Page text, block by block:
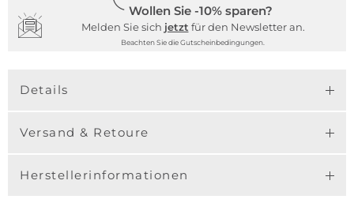
Wollen Sie -10% sparen?
Melden Sie sich jetzt für den Newsletter an.
Beachten Sie die Gutscheinbedingungen.
Details
Versand & Retoure
Herstellerinformationen